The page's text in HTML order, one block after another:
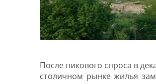
После пикового спроса в
столичном рынке жилья